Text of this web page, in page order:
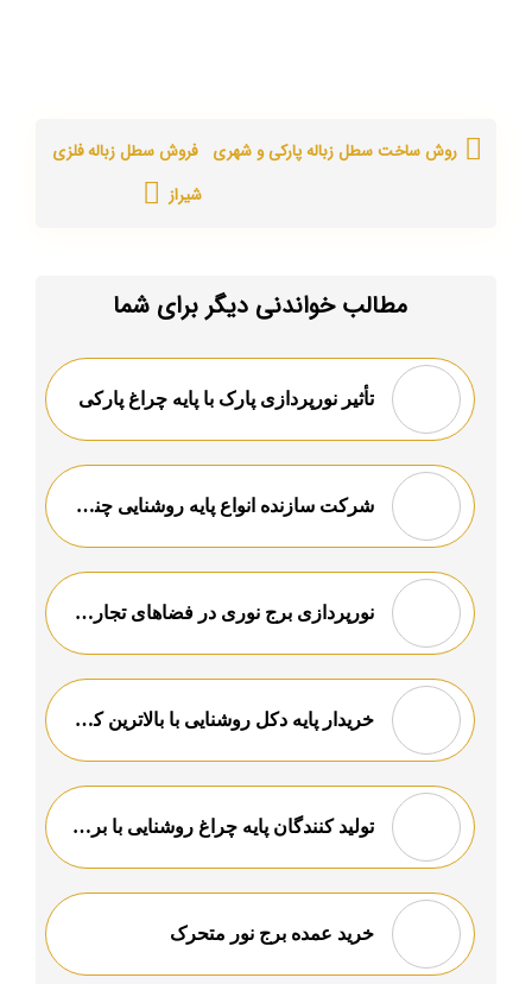
روش ساخت سطل زباله پارکی و شهری
فروش سطل زباله فلزی
شیراز
مطالب خواندنی دیگر برای شما
تأثیر نورپردازی پارک با پایه‌ چراغ پارکی
شرکت سازنده انواع پایه روشنایی چند وجهی ارزان قیمت
نورپردازی برج نوری در فضاهای تجاری: افزایش جلب مشتری و جذابیت
خریدار پایه دکل روشنایی با بالاترین کیفیت
تولید کنندگان پایه چراغ روشنایی با برترین کیفیت
خرید عمده برج نور متحرک